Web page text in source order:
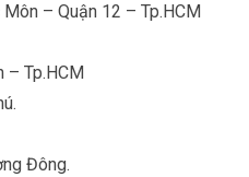
– Quận 12 – Tp.HCM
– Tp.HCM
Đông.